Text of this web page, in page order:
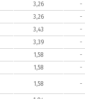
3,26
-
3,26 -
3,43
-
3,39 -
1,58
-
1,58
-
1,58 -